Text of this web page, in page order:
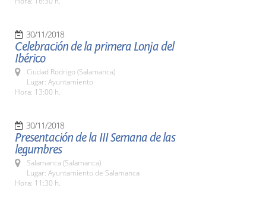
30/11/2018
Celebración de la primera Lonja del
Ibérico
Ciudad Rodrigo (Salamanca)
Lugar: Ayuntamiento
Hora: 13:00 h.
30/11/2018
Presentación de la III Semana de las
legumbres
Salamanca (Salamanca)
Lugar: Ayuntamiento de Salamanca
Hora: 11:30 h.